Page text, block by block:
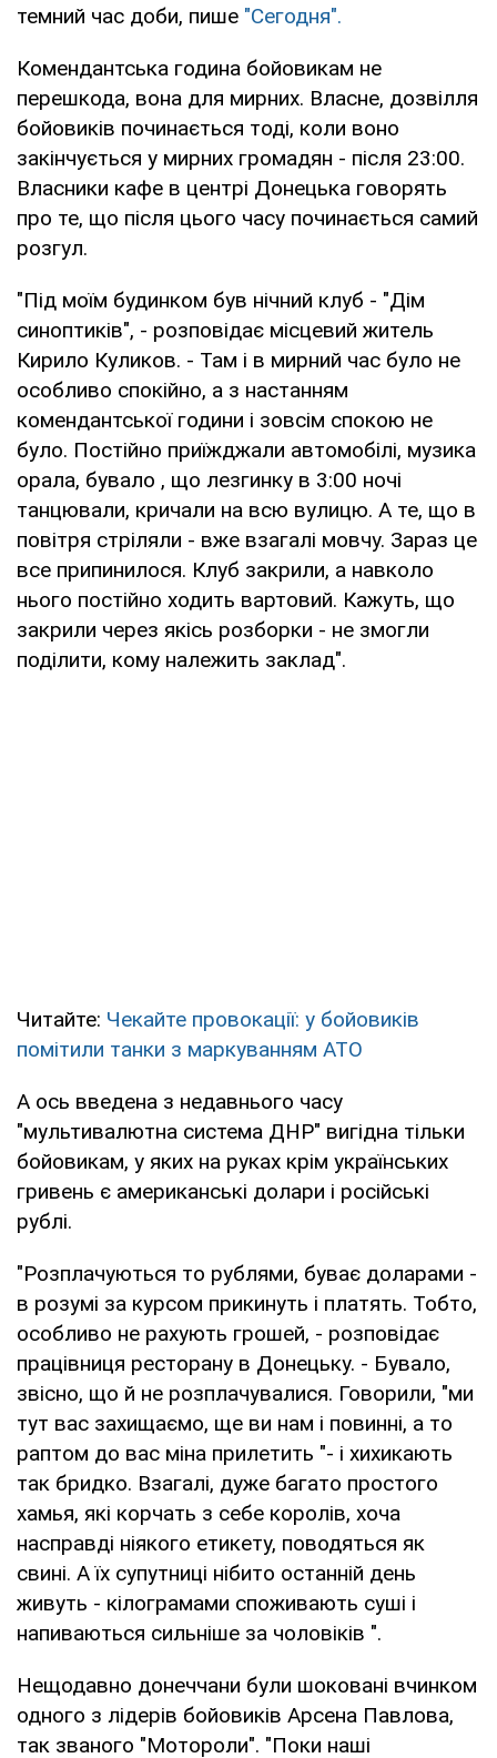
темний час доби, пише "Сегодня".
Комендантська година бойовикам не
перешкода, вона для мирних. Власне, дозвілля
бойовиків починається тоді, коли воно
закінчується у мирних громадян - після 23:00.
Власники кафе в центрі Донецька говорять
про те, що після цього часу починається самий
розгул.
"Під моїм будинком був нічний клуб - "Дім
синоптиків", - розповідає місцевий житель
Кирило Куликов. - Там і в мирний час було не
особливо спокійно, а з настанням
комендантської години і зовсім спокою не
було. Постійно приїжджали автомобілі, музика
орала, бувало , що лезгинку в 3:00 ночі
танцювали, кричали на всю вулицю. А те, що в
повітря стріляли - вже взагалі мовчу. Зараз це
все припинилося. Клуб закрили, а навколо
нього постійно ходить вартовий. Кажуть, що
закрили через якісь розборки - не змогли
поділити, кому належить заклад".
Читайте: Чекайте провокації: у бойовиків
помітили танки з маркуванням АТО
А ось введена з недавнього часу
"мультивалютна система ДНР" вигідна тільки
бойовикам, у яких на руках крім українських
гривень є американські долари і російські
рублі.
"Розплачуються то рублями, буває доларами -
в розумі за курсом прикинуть і платять. Тобто,
особливо не рахують грошей, - розповідає
працівниця ресторану в Донецьку. - Бувало,
звісно, що й не розплачувалися. Говорили, "ми
тут вас захищаємо, ще ви нам і повинні, а то
раптом до вас міна прилетить "- і хихикають
так бридко. Взагалі, дуже багато простого
хамья, які корчать з себе королів, хоча
насправді ніякого етикету, поводяться як
свині. А їх супутниці нібито останній день
живуть - кілограмами споживають суші і
напиваються сильніше за чоловіків ".
Нещодавно донеччани були шоковані вчинком
одного з лідерів бойовиків Арсена Павлова,
так званого "Мотороли". "Поки наші